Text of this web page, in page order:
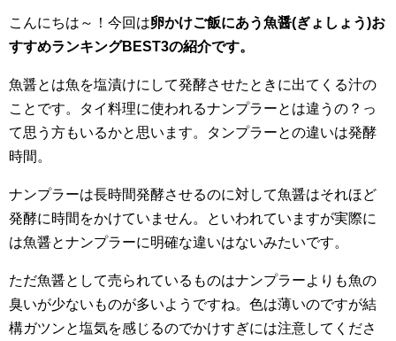
こんにちは～！今回は卵かけご飯にあう魚醤(ぎょしょう)お
すすめランキングBEST3の紹介です。
魚醤とは魚を塩漬けにして発酵させたときに出てくる汁の
ことです。タイ料理に使われるナンプラーとは違うの？っ
て思う方もいるかと思います。タンプラーとの違いは発酵
時間。
ナンプラーは長時間発酵させるのに対して魚醤はそれほど
発酵に時間をかけていません。といわれていますが実際に
は魚醤とナンプラーに明確な違いはないみたいです。
ただ魚醤として売られているものはナンプラーよりも魚の
臭いが少ないものが多いようですね。色は薄いのですが結
構ガツンと塩気を感じるのでかけすぎには注意してくださ